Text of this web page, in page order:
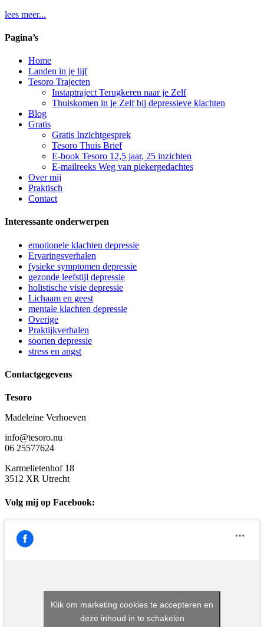
lees meer...
Pagina’s
Home
Landen in je lijf
Tesoro Trajecten
Instaptraject Terugkeren naar je Zelf
Thuiskomen in je Zelf bij depressieve klachten
Blog
Gratis
Gratis Inzichtgesprek
Tesoro Thuis Brief
E-book Tesoro 12,5 jaar, 25 inzichten
E-mailreeks Weg van piekergedachtes
Over mij
Praktisch
Contact
Interessante onderwerpen
emotionele klachten depressie
Ervaringsverhalen
fysieke symptomen depressie
gezonde leefstijl depressie
holistische visie depressie
Lichaam en geest
mentale klachten depressie
Overige
Praktijkverhalen
soorten depressie
stress en angst
Contactgegevens
Tesoro
Madeleine Verhoeven
info@tesoro.nu
06 25577624
Karmelietenhof 18
3512 XR Utrecht
Volg mij op Facebook:
Klik om marketing cookies te accepteren en
deze inhoud in te schakelen